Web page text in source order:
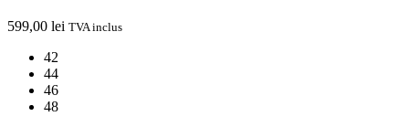
599,00 lei TVA inclus
42
44
46
48